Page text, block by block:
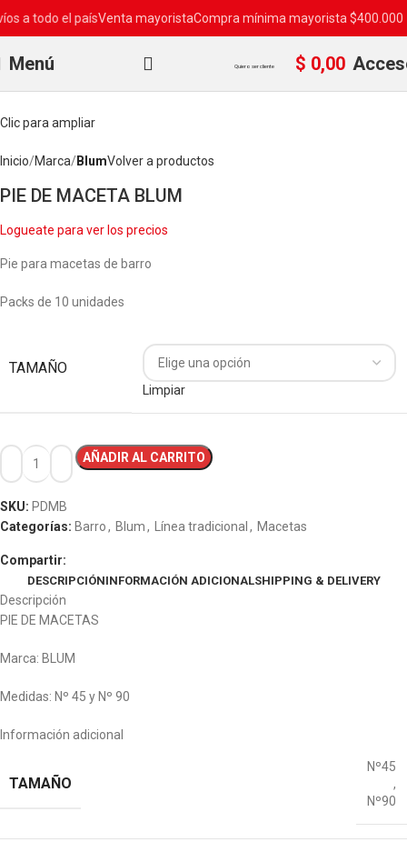
Menú Quiero ser cliente $ 0,00
Clic para ampliar
Inicio Marca BlumVolver a productos
PIE DE MACETA BLUM
Logueate para ver los precios
Pie para macetas de barro
Packs de 10 unidades
TAMAÑO
Limpiar
AÑADIR AL CARRITO
SKU: PDMB
Categorías: Barro, Blum, Línea tradicional , Macetas
Compartir:
DESCRIPCIÓNINFORMACIÓN ADICIONALSHIPPING & DELIVERY
Descripción
PIE DE MACETAS
Marca: BLUM
Medidas: Nº 45 y Nº 90
Información adicional
TAMAÑO
Nº45
,
Nº90
todo el país Venta mayoristaCompra mínima mayorista $400.000 + IVA